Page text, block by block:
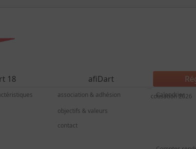
18 afiDart
association & adhésion
cotisation 2026
objectifs & valeurs
contact
Calendrier